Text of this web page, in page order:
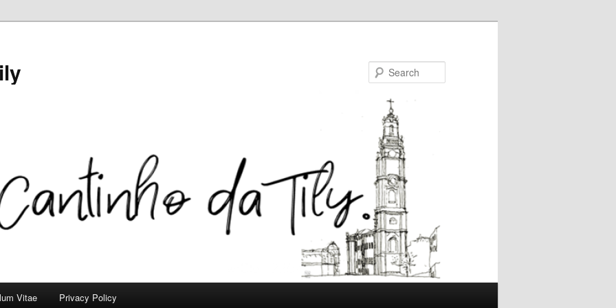
Vitae Privacy Policy